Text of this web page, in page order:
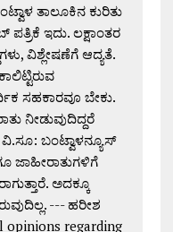
ತಾಲೂಕಿನ ಕುರಿತು
ಇದು. ಲಕ್ಷಾಂತರ
ವಿಶ್ಲೇಷಣೆಗೆ ಆದ್ಯತೆ.
ಸಹಕಾರವೂ ಬೇಕು.
ನೀಡುವುದಿದ್ದರೆ
ಬಂಟ್ವಾಳನ್ಯೂಸ್
ಜಾಹೀರಾತುಗಳಿಗೆ
ಅದಕ್ಕೂ
--- ಹರೀಶ
regarding